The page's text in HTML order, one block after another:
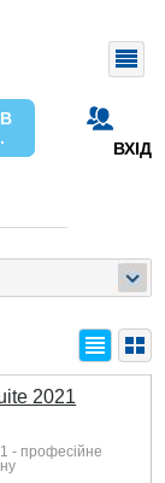
ВХІД
2021
- професійне